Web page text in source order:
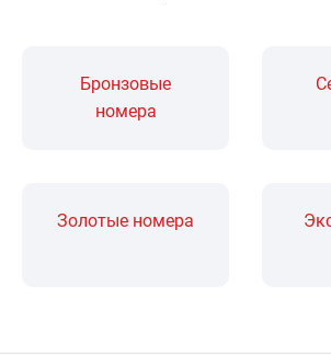
Бронзовые
номера
Золотые номера